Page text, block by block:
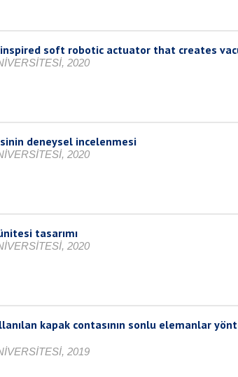
soft robotic actuator that creates
2020
deneysel incelenmesi
2020
tasarımı
2020
kapak contasının sonlu elemanlar
2019